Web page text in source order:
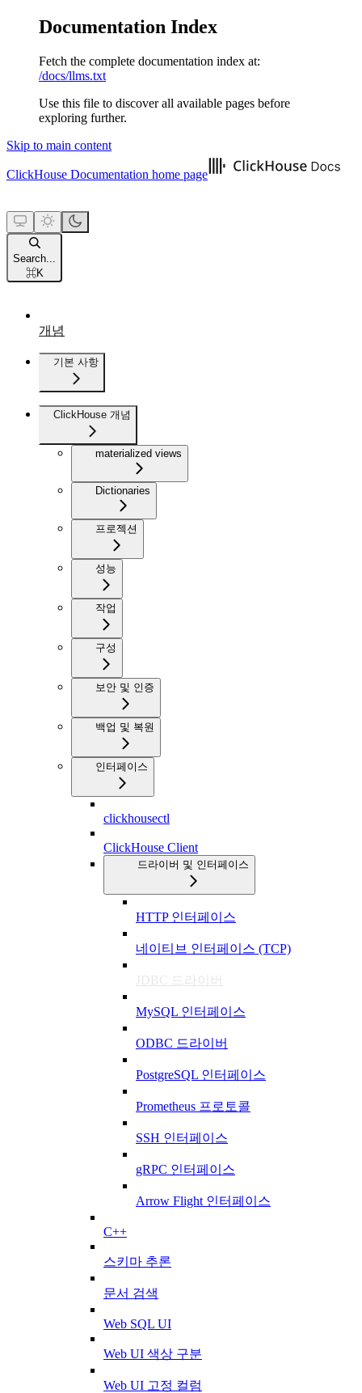
Documentation Index
Fetch the complete documentation index at:
/docs/llms.txt
Use this file to discover all available pages before
exploring further.
Skip to main content
ClickHouse Documentation home page
Search...
⌘K
개념
기본 사항
ClickHouse 개념
materialized views
Dictionaries
프로젝션
성능
작업
구성
보안 및 인증
백업 및 복원
인터페이스
clickhousectl
ClickHouse Client
드라이버 및 인터페이스
HTTP 인터페이스
네이티브 인터페이스 (TCP)
JDBC 드라이버
MySQL 인터페이스
ODBC 드라이버
PostgreSQL 인터페이스
Prometheus 프로토콜
SSH 인터페이스
gRPC 인터페이스
Arrow Flight 인터페이스
C++
스키마 추론
문서 검색
Web SQL UI
Web UI 색상 구분
Web UI 고정 컬럼